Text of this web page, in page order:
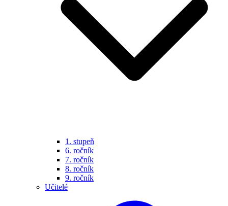
1. stupeň
6. ročník
7. ročník
8. ročník
9. ročník
Učitelé